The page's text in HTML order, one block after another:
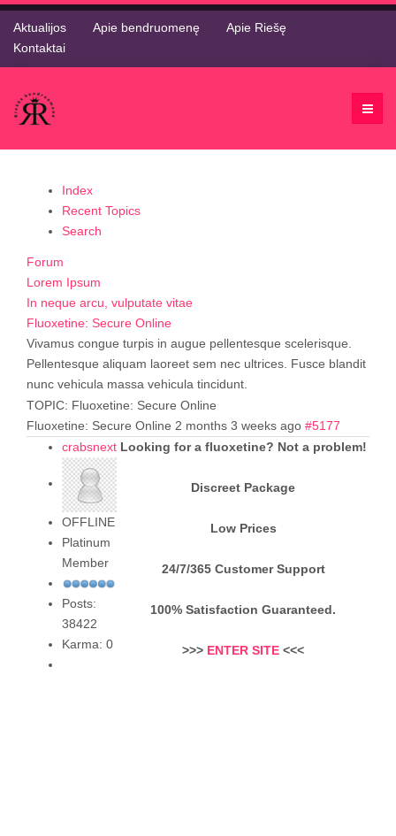
Aktualijos Apie bendruomenę
Apie Riešę
Kontaktai
Index
Recent Topics
Search
Forum
Lorem Ipsum
In neque arcu, vulputate vitae
Fluoxetine: Secure Online
Vivamus congue turpis in augue pellentesque scelerisque.
Pellentesque aliquam laoreet sem nec ultrices. Fusce blandit
nunc vehicula massa vehicula tincidunt.
TOPIC: Fluoxetine: Secure Online
Fluoxetine: Secure Online 2 months 3 weeks ago #5177
crabsnext
OFFLINE
Platinum
Member
Posts:
38422
Karma: 0
Looking for a fluoxetine? Not a problem!
Discreet Package
Low Prices
24/7/365 Customer Support
100% Satisfaction Guaranteed.
>>> ENTER SITE <<<